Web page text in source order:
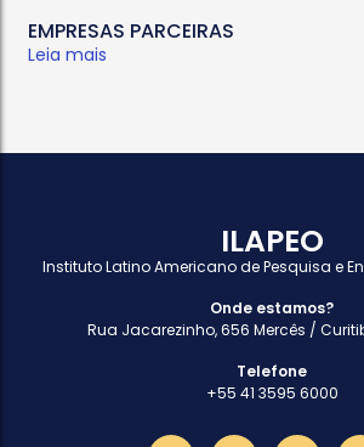
EMPRESAS PARCEIRAS
Leia mais
ILAPEO
Instituto Latino Americano de Pesquisa e
Onde estamos?
Rua Jacarezinho, 656 Mercês /
Telefone
+55 41 3595 6000